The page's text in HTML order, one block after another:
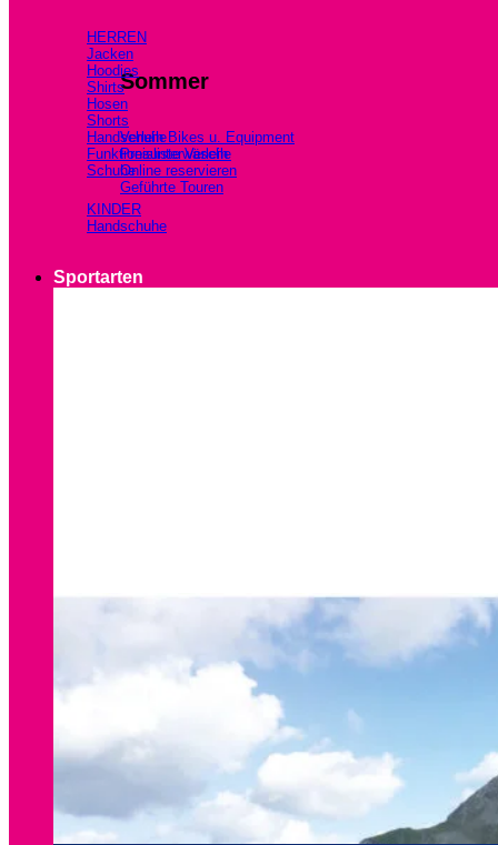
Sommer
Verleih Bikes u. Equipment
Preisliste Verleih
Online reservieren
Geführte Touren
HERREN
Jacken
Hoodies
Shirts
Hosen
Shorts
Handschuhe
Funktionsunterwäsche
Schuhe
KINDER
Handschuhe
Sportarten